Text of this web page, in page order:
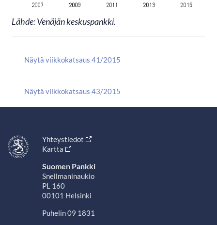
Lähde: Venäjän keskuspankki.
Näytä viikkokatsaus 41/2015
Näytä viikkokatsaus 43/2015
Yhteystiedot
Kartta
Suomen Pankki
Snellmaninaukio
PL 160
00101 Helsinki
Puhelin 09 1831